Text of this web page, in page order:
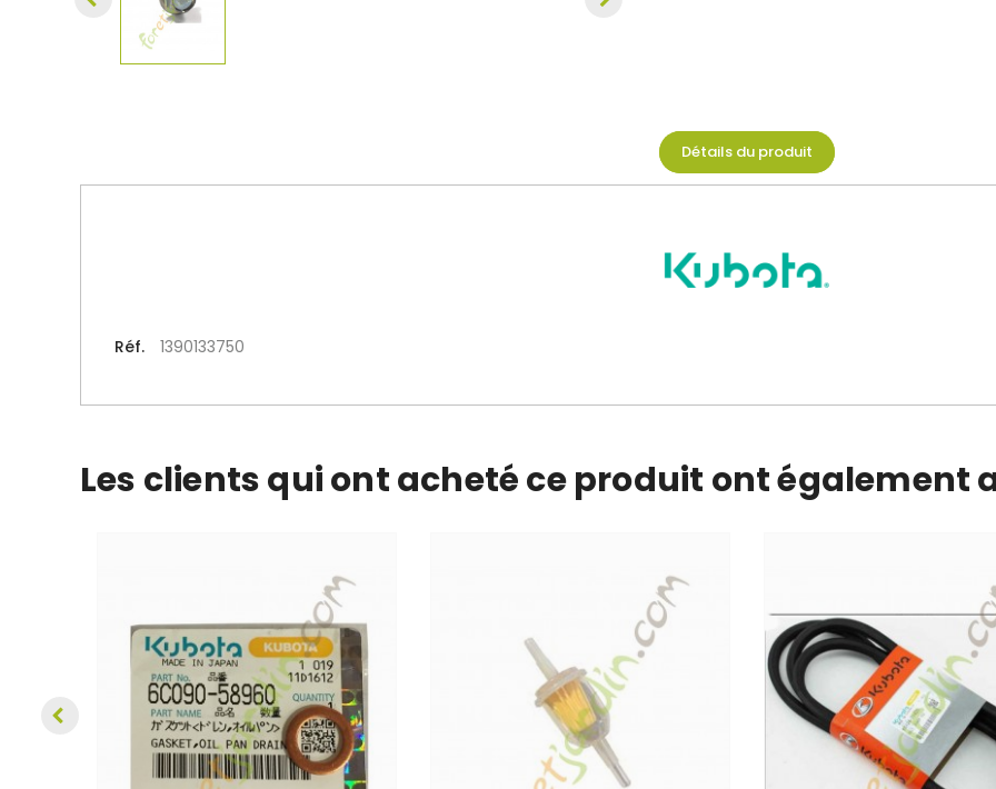
Détails du produit
Réf. 1390133750
Les clients qui ont acheté ce produit ont également